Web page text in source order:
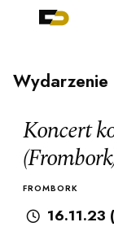
Wydarzenie
Koncert
FROMBORK
16.11.23